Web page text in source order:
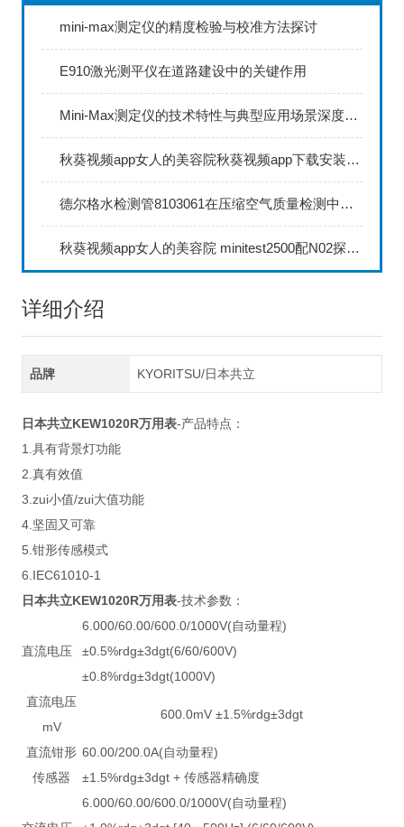
mini-max测定仪的精度检验与校准方法探讨
E910激光测平仪在道路建设中的关键作用
Mini-Max测定仪的技术特性与典型应用场景深度解读
秋葵视频app女人的美容院秋葵视频app下载安装735FN1.5正确的校准步骤
德尔格水检测管8103061在压缩空气质量检测中的应用
秋葵视频app女人的美容院 minitest2500配N02探头如何两点校准？
详细介绍
品牌 KYORITSU/日本共立
日本共立KEW1020R万用表-产品特点：
1.具有背景灯功能
2.真有效值
3.zui小值/zui大值功能
4.坚固又可靠
5.钳形传感模式
6.IEC61010-1
日本共立KEW1020R万用表-技术参数：
直流电压
6.000/60.00/600.0/1000V(自动量程)
±0.5%rdg±3dgt(6/60/600V)
±0.8%rdg±3dgt(1000V)
直流电压
mV
600.0mV ±1.5%rdg±3dgt
直流钳形
传感器
60.00/200.0A(自动量程)
±1.5%rdg±3dgt + 传感器精确度
6.000/60.00/600.0/1000V(自动量程)